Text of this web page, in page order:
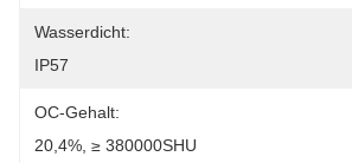
Wasserdicht:
IP57
OC-Gehalt:
20,4%, ≥ 380000SHU